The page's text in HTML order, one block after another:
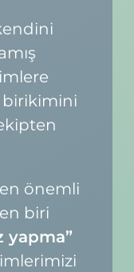
birikimini
en önemli
biri
yapma”